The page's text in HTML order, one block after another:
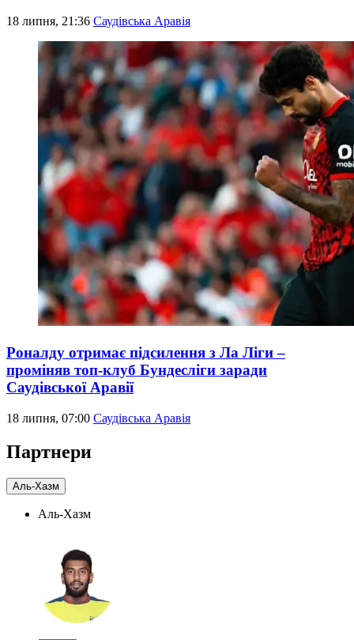
18 липня, 21:36 Саудівська Аравія
Роналду отримає підсилення з Ла Ліги –
проміняв топ-клуб Бундесліги заради
Саудівської Аравії
18 липня, 07:00 Саудівська Аравія
Партнери
Аль-Хазм
Аль-Хазм